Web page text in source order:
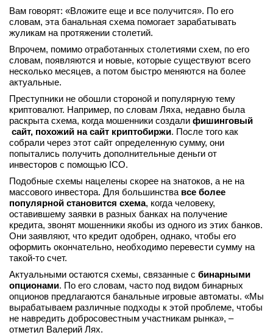
Стать автором
Вам говорят: «Вложите еще и все получится». По его
словам, эта банальная схема помогает зарабатывать
жуликам на протяжении столетий.
Впрочем, помимо отработанных столетиями схем, по его
словам, появляются и новые, которые существуют всего
несколько месяцев, а потом быстро меняются на более
актуальные.
Преступники не обошли стороной и популярную тему
криптовалют. Например, по словам Ляха, недавно была
раскрыта схема, когда мошенники создали фишинговый
сайт, похожий на сайт криптобиржи. После того как
собрали через этот сайт определенную сумму, они
попытались получить дополнительные деньги от
инвесторов с помощью ICO.
Подобные схемы нацелены скорее на знатоков, а не на
массового инвестора. Для большинства все более
популярной становится схема, когда человеку,
оставившему заявки в разных банках на получение
кредита, звонят мошенники якобы из одного из этих банков.
Они заявляют, что кредит одобрен, однако, чтобы его
оформить окончательно, необходимо перевести сумму на
такой-то счет.
Актуальными остаются схемы, связанные с бинарными
опционами. По его словам, часто под видом бинарных
опционов предлагаются банальные игровые автоматы. «Мы
вырабатываем различные подходы к этой проблеме, чтобы
не навредить добросовестным участникам рынка», –
отметил Валерий Лях.